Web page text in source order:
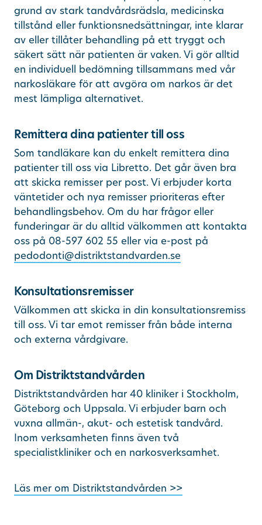
grund av stark tandvårdsrädsla, medicinska
tillstånd eller funktionsnedsättningar, inte klarar
av eller tillåter behandling på ett tryggt och
säkert sätt när patienten är vaken. Vi gör alltid
en individuell bedömning tillsammans med vår
narkosläkare för att avgöra om narkos är det
mest lämpliga alternativet.
Remittera dina patienter till oss
Som tandläkare kan du enkelt remittera dina
patienter till oss via Libretto. Det går även bra
att skicka remisser per post. Vi erbjuder korta
väntetider och nya remisser prioriteras efter
behandlingsbehov. Om du har frågor eller
funderingar är du alltid välkommen att kontakta
oss på 08-597 602 55 eller via e-post på
pedodonti@distriktstandvarden.se
Konsultationsremisser
Välkommen att skicka in din konsultationsremiss
till oss. Vi tar emot remisser från både interna
och externa vårdgivare.
Om Distriktstandvården
Distriktstandvården har 40 kliniker i Stockholm,
Göteborg och Uppsala. Vi erbjuder barn och
vuxna allmän-, akut- och estetisk tandvård.
Inom verksamheten finns även två
specialistkliniker och en narkosverksamhet.
Läs mer om Distriktstandvården >>